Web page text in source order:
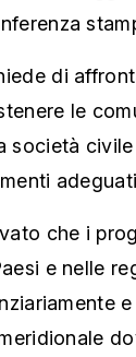
di
le
società
che i
e nelle